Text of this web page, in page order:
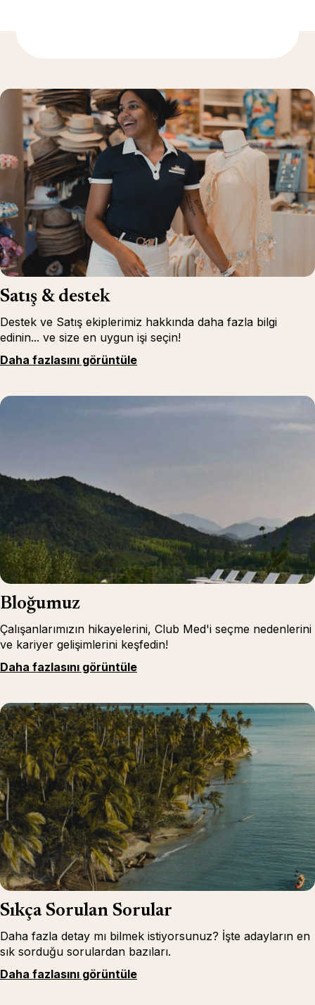
Satış & destek
Destek ve Satış ekiplerimiz hakkında daha fazla bilgi
edinin... ve size en uygun işi seçin!
Daha fazlasını görüntüle
Bloğumuz
Çalışanlarımızın hikayelerini, Club Med'i seçme nedenlerini
ve kariyer gelişimlerini keşfedin!
Daha fazlasını görüntüle
Sıkça Sorulan Sorular
Daha fazla detay mı bilmek istiyorsunuz? İşte adayların en
sık sorduğu sorulardan bazıları.
Daha fazlasını görüntüle